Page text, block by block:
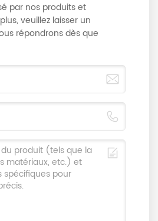
par nos produits et
veuillez laisser un
répondrons dès que